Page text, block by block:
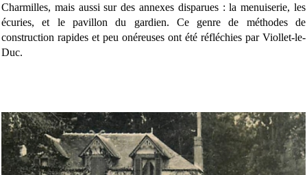
Charmilles, mais aussi sur des annexes disparues : la menuiserie, les
écuries, et le pavillon du gardien. Ce genre de méthodes de
construction rapides et peu onéreuses ont été réfléchies par Viollet-le-
Duc.